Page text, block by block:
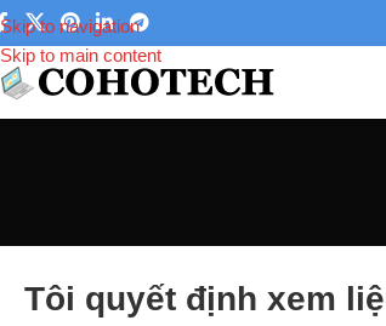
Skip to navigation
Skip to main content
Tôi quyết định xem